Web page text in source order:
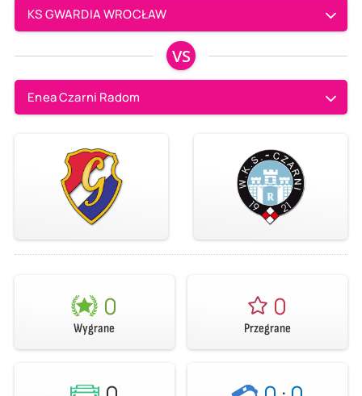
KS GWARDIA WROCŁAW
VS
Enea Czarni Radom
0
Wygrane
0
Przegrane